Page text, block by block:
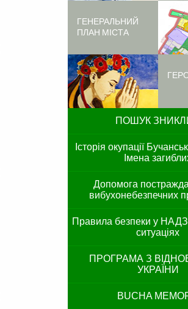
ГЕНЕРАЛЬНИЙ
ПЛАН МІСТА
ПОШУК
Історія окупації
Імена
Допомога
вибухонебезпечних
Правила безпеки у
ситуаціях
ПРОГРАМА З
УКРАЇНИ
BUCHA